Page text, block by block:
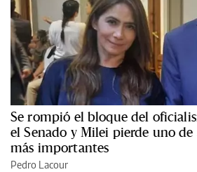
Se rompió el bloque del
el Senado y Milei pierde uno de
más importantes
Pedro Lacour